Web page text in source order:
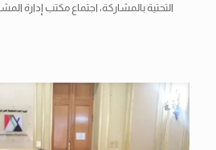
التحتية بالمشاركة، اجتماع مكتب إدارة